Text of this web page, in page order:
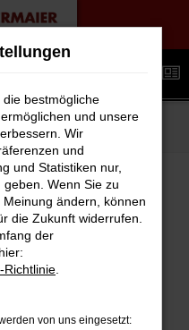
Rostock Top Angebote
Top
EINEM VW
bestmögliche
und unsere
Wir
und
und Statistiken nur,
Wenn Sie zu
ändern, können
die Zukunft widerrufen.
der
Richtlinie
von uns eingesetzt: